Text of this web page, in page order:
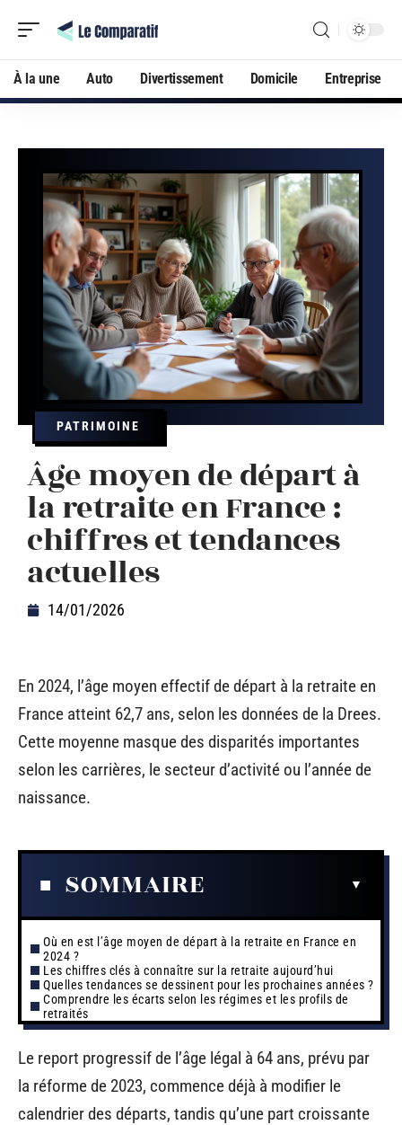
À la une Auto Divertissement Domicile Entreprise
PATRIMOINE
Âge moyen de départ à
la retraite en France :
chiffres et tendances
actuelles
14/01/2026
En 2024, l’âge moyen effectif de départ à la retraite en
France atteint 62,7 ans, selon les données de la Drees.
Cette moyenne masque des disparités importantes
selon les carrières, le secteur d’activité ou l’année de
naissance.
SOMMAIRE
Où en est l’âge moyen de départ à la retraite en France en
2024 ?
Les chiffres clés à connaître sur la retraite aujourd’hui
Quelles tendances se dessinent pour les prochaines années ?
Comprendre les écarts selon les régimes et les profils de
retraités
Le report progressif de l’âge légal à 64 ans, prévu par
la réforme de 2023, commence déjà à modifier le
calendrier des départs, tandis qu’une part croissante